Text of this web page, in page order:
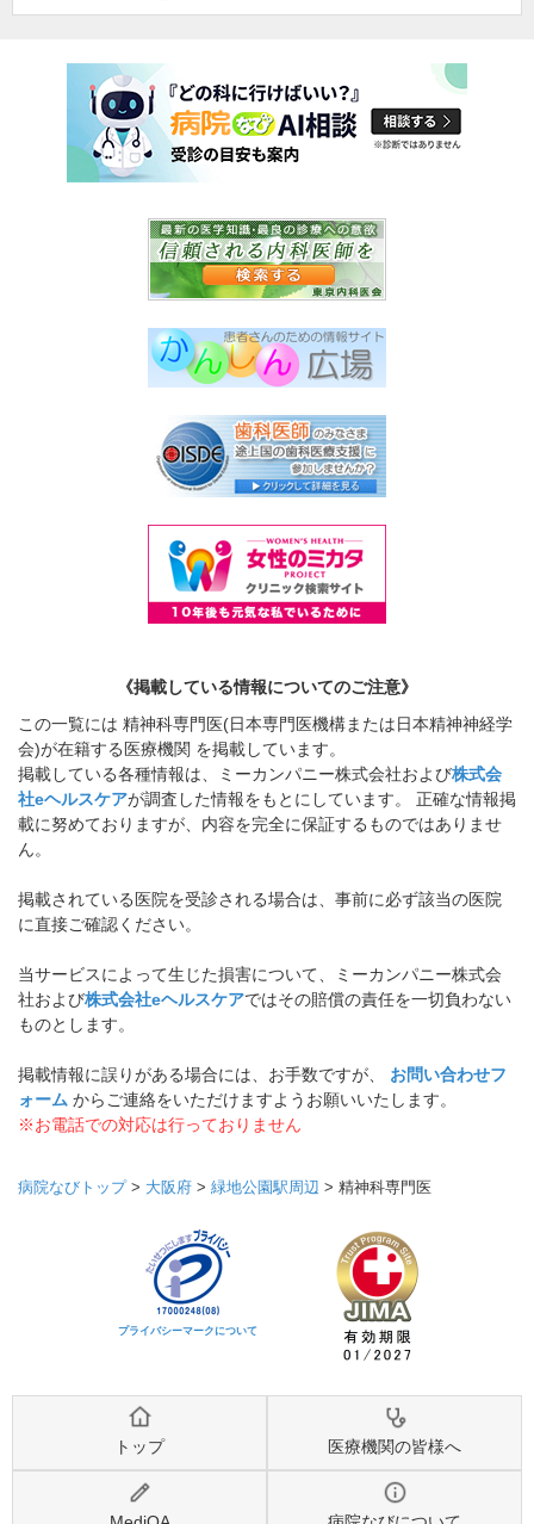
《掲載している情報についてのご注意》
この一覧には 精神科専門医(日本専門医機構または日本精神神経学
会)が在籍する医療機関 を掲載しています。
掲載している各種情報は、ミーカンパニー株式会社および株式会
社eヘルスケアが調査した情報をもとにしています。 正確な情報掲
載に努めておりますが、内容を完全に保証するものではありませ
ん。
掲載されている医院を受診される場合は、事前に必ず該当の医院
に直接ご確認ください。
当サービスによって生じた損害について、ミーカンパニー株式会
社および株式会社eヘルスケアではその賠償の責任を一切負わない
ものとします。
掲載情報に誤りがある場合には、お手数ですが、 お問い合わせフ
ォーム からご連絡をいただけますようお願いいたします。
※お電話での対応は行っておりません
病院なびトップ> 大阪府 > 緑地公園駅周辺 > 精神科専門医
プライバシーマークについて
トップ 医療機関の皆様へ